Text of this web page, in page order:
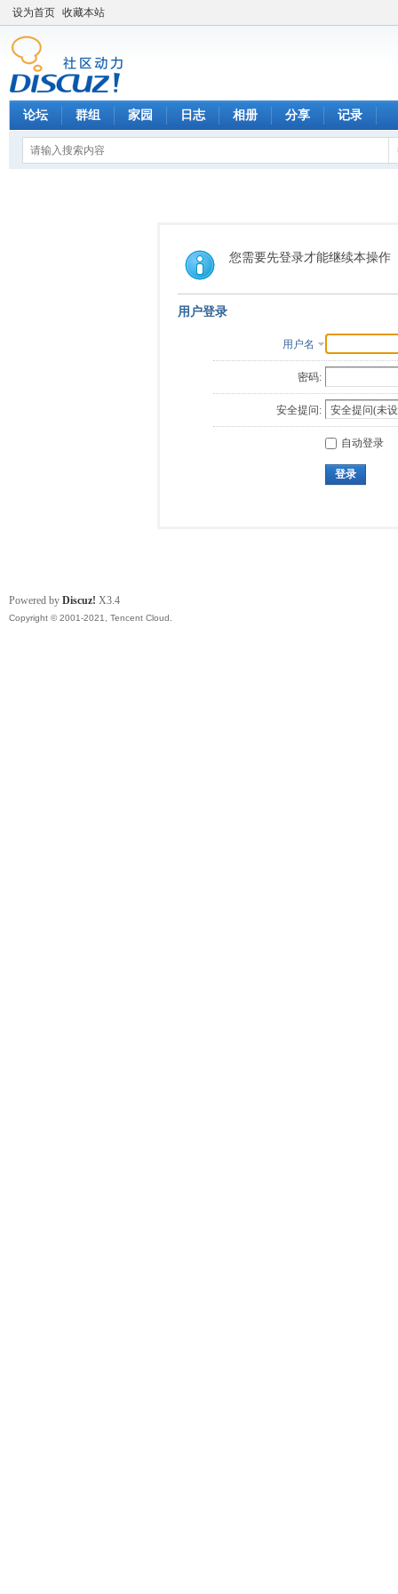
设为首页 收藏本站
论坛 群组 家园 日志 相册 分享 记录
您需要先登录才能继续本操作
用户登录
用户名
密码:
安全提问:
自动登录
登录
Powered by Discuz! X3.4
Copyright © 2001-2021, Tencent Cloud.